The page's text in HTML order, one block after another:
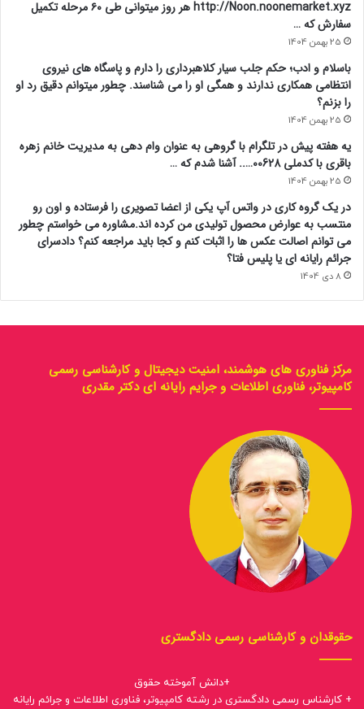
http://Noon.noonemarket.xyz هر روز میتوانی طی ۶۰ مرحله تکمیل
سفارش که …
25 بهمن 1404
باسلام و ادب؛ حکم جلب سیار کلاهبرداری را دارم و پاسگاه های نیروی
انتظامی همکاری ندارند و همگی او را می شناسند. چطور میتوانم دقیق رد او
را بزنم؟
25 بهمن 1404
یه هفته پیش در تلگرام با گروهی به عنوان وام دهی به مدیریت خانم زهره
باقری با کدملی 00628….. آشنا شدم که …
25 بهمن 1404
در یک گروه کاری در واتس آپ یکی از اعضا تصویری را فرستاده و اون رو
منتسب به عوارض محصول تولیدی من کرده اند.مشاوره می خواستم چطور
می توانم اصالت عکس ها را اثبات کنم و کجا باید مراجعه کنم؟ دادسرای
جرائم رایانه ای یا پلیس فتا؟
8 دی 1404
مرکز فناوری های هوشمند، امنیت دیجیتال و کارشناسی رسمی
کامپیوتر، فناوری اطلاعات و جرایم رایانه ای دکتر مقدری
حقوقدان و کارشناسی رسمی دادگستری
+دانش آموخته حقوق
+ کارشناس رسمی دادگستری در رشته کامپیوتر، فناوری اطلاعات و جرائم رایانه